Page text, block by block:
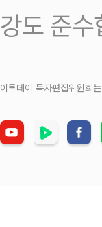
강도 준수
이투데이 독자편집위원회